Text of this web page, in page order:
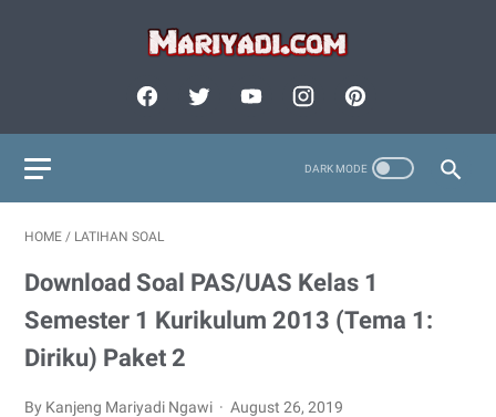
HOME / LATIHAN SOAL
Download Soal PAS/UAS Kelas 1
Semester 1 Kurikulum 2013 (Tema 1:
Diriku) Paket 2
By Kanjeng Mariyadi Ngawi August 26, 2019